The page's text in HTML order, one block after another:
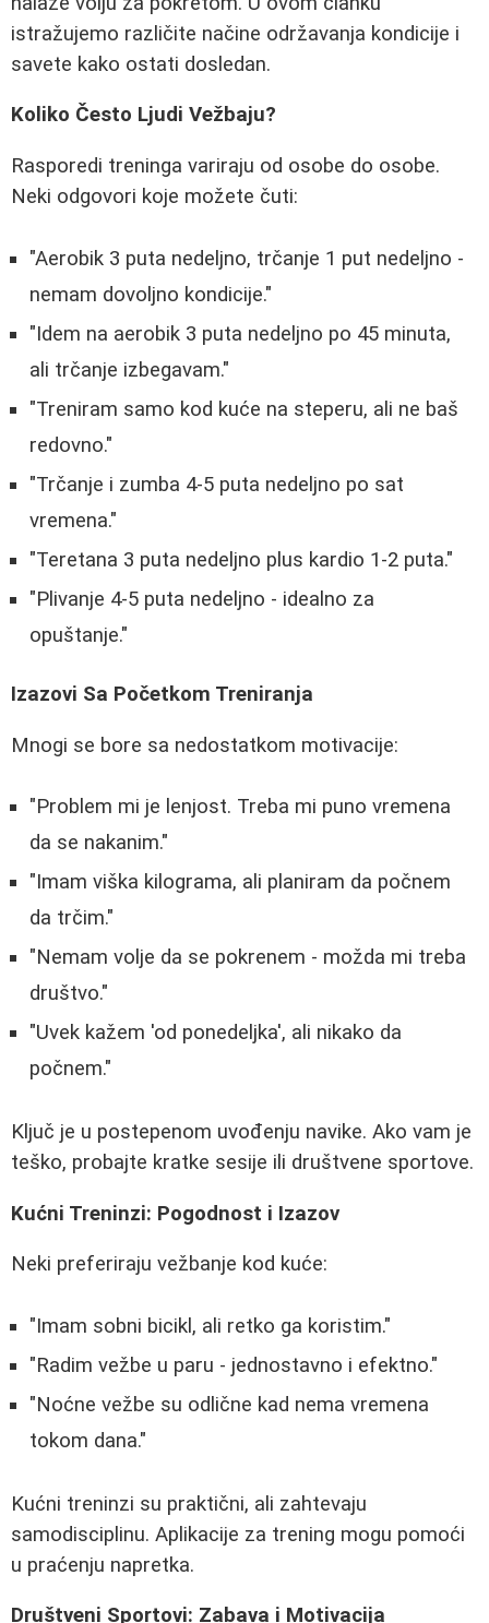
istražujemo različite načine održavanja kondicije i
savete kako ostati dosledan.
Koliko Često Ljudi Vežbaju?
Rasporedi treninga variraju od osobe do osobe.
Neki odgovori koje možete čuti:
"Aerobik 3 puta nedeljno, trčanje 1 put nedeljno -
nemam dovoljno kondicije."
"Idem na aerobik 3 puta nedeljno po 45 minuta,
ali trčanje izbegavam."
"Treniram samo kod kuće na steperu, ali ne baš
redovno."
"Trčanje i zumba 4-5 puta nedeljno po sat
vremena."
"Teretana 3 puta nedeljno plus kardio 1-2 puta."
"Plivanje 4-5 puta nedeljno - idealno za
opuštanje."
Izazovi Sa Početkom Treniranja
Mnogi se bore sa nedostatkom motivacije:
"Problem mi je lenjost. Treba mi puno vremena
da se nakanim."
"Imam viška kilograma, ali planiram da počnem
da trčim."
"Nemam volje da se pokrenem - možda mi treba
društvo."
"Uvek kažem 'od ponedeljka', ali nikako da
počnem."
Ključ je u postepenom uvođenju navike. Ako vam je
teško, probajte kratke sesije ili društvene sportove.
Kućni Treninzi: Pogodnost i Izazov
Neki preferiraju vežbanje kod kuće:
"Imam sobni bicikl, ali retko ga koristim."
"Radim vežbe u paru - jednostavno i efektno."
"Noćne vežbe su odlične kad nema vremena
tokom dana."
Kućni treninzi su praktični, ali zahtevaju
samodisciplinu. Aplikacije za trening mogu pomoći
u praćenju napretka.
Društveni Sportovi: Zabava i Motivacija